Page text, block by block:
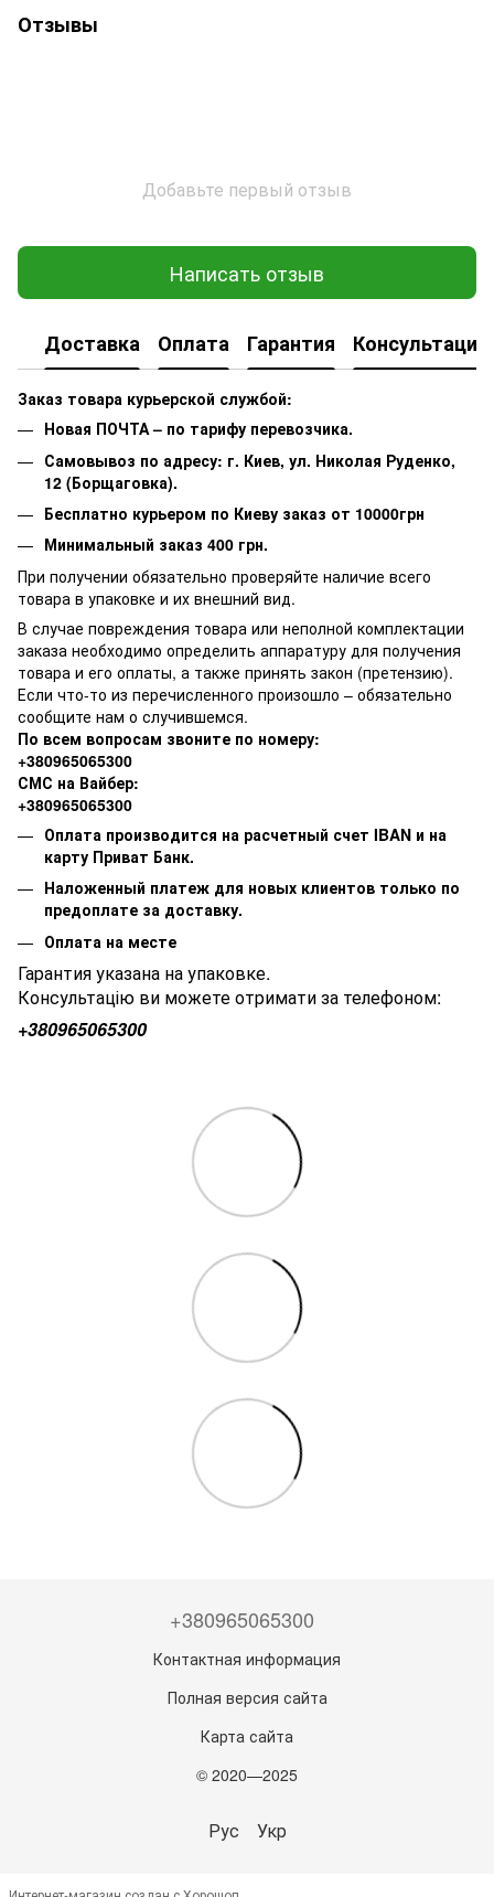
Отзывы
Добавьте первый отзыв
Написать отзыв
Доставка Оплата Гарантия Консультация
Заказ товара курьерской службой:
Новая ПОЧТА – по тарифу перевозчика.
Самовывоз по адресу: г. Киев, ул. Николая Руденко,
12 (Борщаговка).
Бесплатно курьером по Киеву заказ от 10000грн
Минимальный заказ 400 грн.
При получении обязательно проверяйте наличие всего
товара в упаковке и их внешний вид.
В случае повреждения товара или неполной комплектации
заказа необходимо определить аппаратуру для получения
товара и его оплаты, а также принять закон (претензию).
Если что-то из перечисленного произошло – обязательно
сообщите нам о случившемся.
По всем вопросам звоните по номеру:
+380965065300
СМС на Вайбер:
+380965065300
Оплата производится на расчетный счет IBAN и на
карту Приват Банк.
Наложенный платеж для новых клиентов только по
предоплате за доставку.
Оплата на месте
Гарантия указана на упаковке.
Консультацію ви можете отримати за телефоном:
+380965065300
+380965065300
Контактная информация
Полная версия сайта
Карта сайта
© 2020—2025
Рус Укр